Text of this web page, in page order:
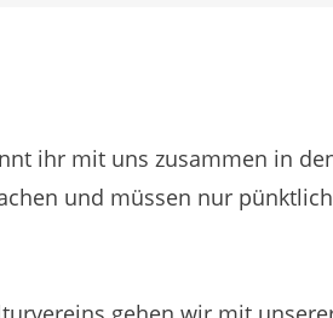
ihr mit uns zusammen in
und müssen nur